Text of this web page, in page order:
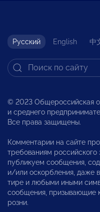
Русский English 中
© 2023 Общероссийская
и среднего
Все права защищены.
Комментарии на сайте
требованиям российского
публикуем сообщения,
и/или оскорбления, даже
тире и любыми иными
сообщения, призывающие
розни.